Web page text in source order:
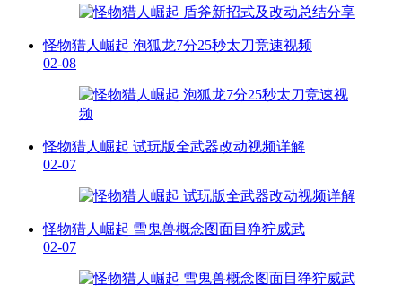
怪物猎人崛起 泡狐龙7分25秒太刀竞速视频
02-08
怪物猎人崛起 试玩版全武器改动视频详解
02-07
怪物猎人崛起 雪鬼兽概念图面目狰狞威武
02-07